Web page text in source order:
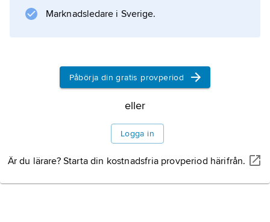
Afrika.
Ljudstruktur
Ordförråd
Litteraturanvisning
Marknadsledare i Sverige.
Påbörja din gratis provperiod
eller
Logga in
Är du lärare? Starta din kostnadsfria provperiod härifrån.